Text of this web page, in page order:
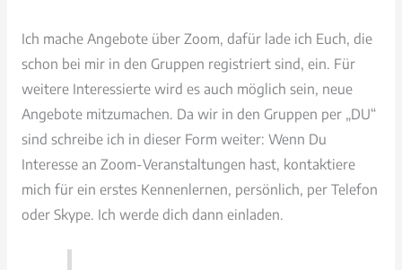
Ich mache Angebote über Zoom, dafür lade ich Euch, die
schon bei mir in den Gruppen registriert sind, ein. Für
weitere Interessierte wird es auch möglich sein, neue
Angebote mitzumachen. Da wir in den Gruppen per „DU“
sind schreibe ich in dieser Form weiter: Wenn Du
Interesse an Zoom-Veranstaltungen hast, kontaktiere
mich für ein erstes Kennenlernen, persönlich, per Telefon
oder Skype. Ich werde dich dann einladen.